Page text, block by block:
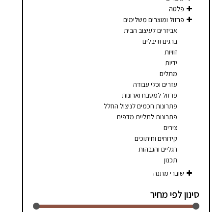
font_download סמן קישורים
פלטה
פרזול ומוצרים משלימים
אביזרים לעיצוב הבית
ברגים ודיבלים
זוויות
ידיות
מתלים
עזרים וכלי עבודה
פרזול למטבח וארונות
פתרונות חכמים לניצול החלל
פתרונות לתליית מדפים
צירים
קידוחים וחיתוכים
רגליים והגבהות
תכנון
שוברי מתנה
סינון לפי מחיר